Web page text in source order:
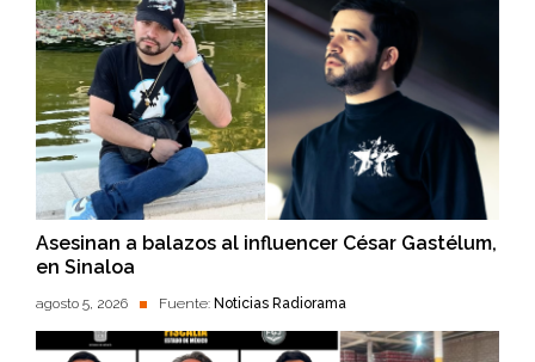
Asesinan a balazos al influencer César Gastélum,
en Sinaloa
agosto 5, 2026 Fuente: Noticias Radiorama